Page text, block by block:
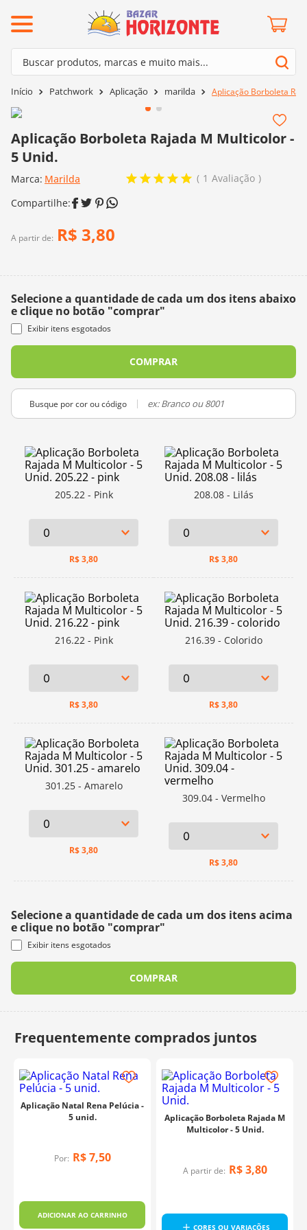
Buscar produtos, marcas e muito mais...
Patchwork Aplicação marilda Aplicação Borboleta
Aplicação Borboleta Rajada M Multicolor -
5 Unid.
Marca: Marilda 1 Avaliação
A partir de: R$ 3,80
Selecione a quantidade de cada um dos itens abaixo
e clique no botão "comprar"
Exibir itens esgotados
COMPRAR
Busque por cor ou código
205.22 - Pink
R$3,80
208.08 - Lilás
R$3,80
216.22 - Pink
R$3,80
216.39 - Colorido
R$3,80
301.25 - Amarelo
R$3,80
309.04 - Vermelho
R$3,80
Selecione a quantidade de cada um dos itens acima
e clique no botão "comprar"
Exibir itens esgotados
COMPRAR
Aplicação Natal Rena Pelúcia -
5 unid.
Por: R$ 7,50
ADICIONAR AO CARRINHO
Aplicação Borboleta Rajada M
Multicolor - 5 Unid.
A partir de: R$ 3,80
CORES OU VARIAÇÕES
Termos mais buscados
3º kit amigurumi
4º agulha crochê
5º fio amigurumi
lã cisne
9º dmc
mais buscados
barroco
mollet
kit amigurumi
agulha crochê
fio amigurumi
euroroma